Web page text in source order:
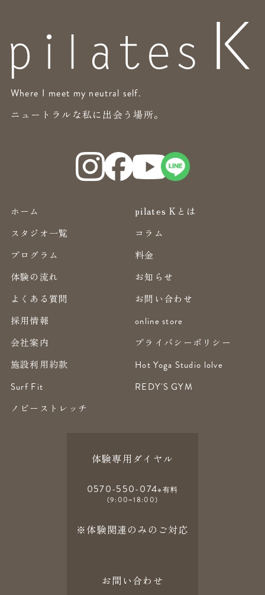
Where I meet my neutral self.
ニュートラルな私に出会う場所。
ホーム
pilates Kとは
スタジオ一覧
コラム
プログラム
料金
体験の流れ
お知らせ
よくある質問
お問い合わせ
採用情報
online store
会社案内
プライバシーポリシー
施設利用約款
Hot Yoga Studio lolve
Surf Fit
REDY'S GYM
ノビーストレッチ
体験専用ダイヤル
0570-550-074※有料
(9:00~18:00)
※体験関連のみのご対応
お問い合わせ